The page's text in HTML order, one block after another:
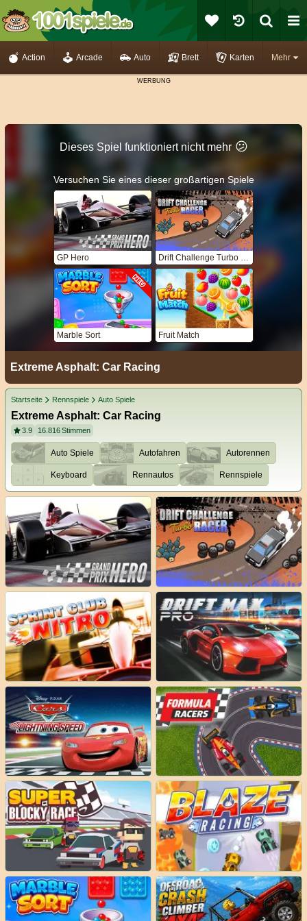
Mehr
Action Arcade Auto Brett Karten
Dieses Spiel funktioniert nicht mehr 😕
Versuchen Sie eines dieser großartigen Spiele
GP Hero
Marble Sort Fruit Match
Extreme Asphalt: Car Racing
Startseite Rennspiele Auto Spiele
Extreme Asphalt: Car Racing
3.9 16.816Stimmen
Auto Spiele Autofahren Autorennen
Keyboard Rennautos Rennspiele